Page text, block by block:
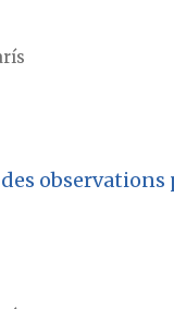
observations